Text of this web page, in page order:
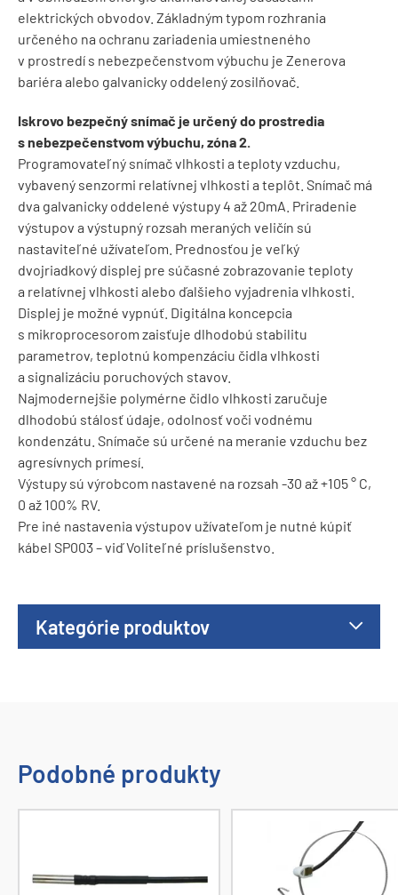
Kategórie produktov
elektrických obvodov. Základným typom rozhrania
určeného na ochranu zariadenia umiestneného
v prostredí s nebezpečenstvom výbuchu je Zenerova
bariéra alebo galvanicky oddelený zosilňovač.
Iskrovo bezpečný snímač je určený do prostredia
s nebezpečenstvom výbuchu, zóna 2.
Programovateľný snímač vlhkosti a teploty vzduchu,
vybavený senzormi relatívnej vlhkosti a teplôt. Snímač má
dva galvanicky oddelené výstupy 4 až 20mA. Priradenie
výstupov a výstupný rozsah meraných veličín sú
nastaviteľné užívateľom. Prednosťou je veľký
dvojriadkový displej pre súčasné zobrazovanie teploty
a relatívnej vlhkosti alebo ďalšieho vyjadrenia vlhkosti.
Displej je možné vypnúť. Digitálna koncepcia
s mikroprocesorom zaisťuje dlhodobú stabilitu
parametrov, teplotnú kompenzáciu čidla vlhkosti
a signalizáciu poruchových stavov.
Najmodernejšie polymérne čidlo vlhkosti zaručuje
dlhodobú stálosť údaje, odolnosť voči vodnému
kondenzátu. Snímače sú určené na meranie vzduchu bez
agresívnych prímesí.
Výstupy sú výrobcom nastavené na rozsah -30 až +105 ° C,
0 až 100% RV.
Pre iné nastavenia výstupov užívateľom je nutné kúpiť
kábel SP003 – viď Voliteľné príslušenstvo.
Podobné produkty